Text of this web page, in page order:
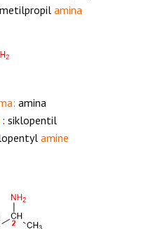
amina
amina
: siklopentil
amine